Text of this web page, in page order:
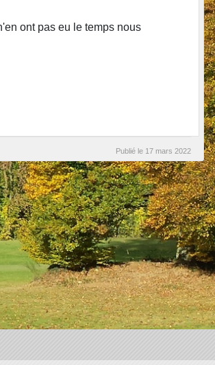
ont pas eu le temps nous
Publié le 17 mars 2022